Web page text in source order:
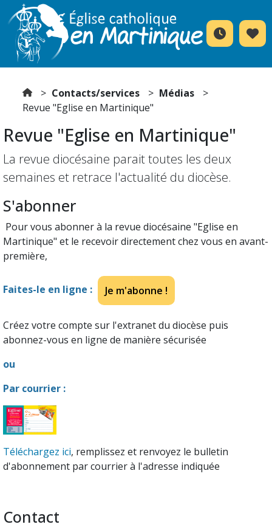
Contacts/services
Médias
Revue "Eglise en Martinique"
Revue "Eglise en Martinique"
La revue diocésaine parait toutes les deux
semaines et retrace l'actualité du diocèse.
S'abonner
Pour vous abonner à la revue diocésaine "Eglise en
Martinique" et le recevoir directement chez vous en avant-
première,
Faites-le en ligne : Je m'abonne !
Créez votre compte sur l'extranet du diocèse puis
abonnez-vous en ligne de manière sécurisée
ou
Par courrier :
Téléchargez ici, remplissez et renvoyez le bulletin
d'abonnement par courrier à l'adresse indiquée
Contact